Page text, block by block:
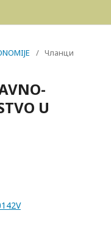
/ Чланци
U